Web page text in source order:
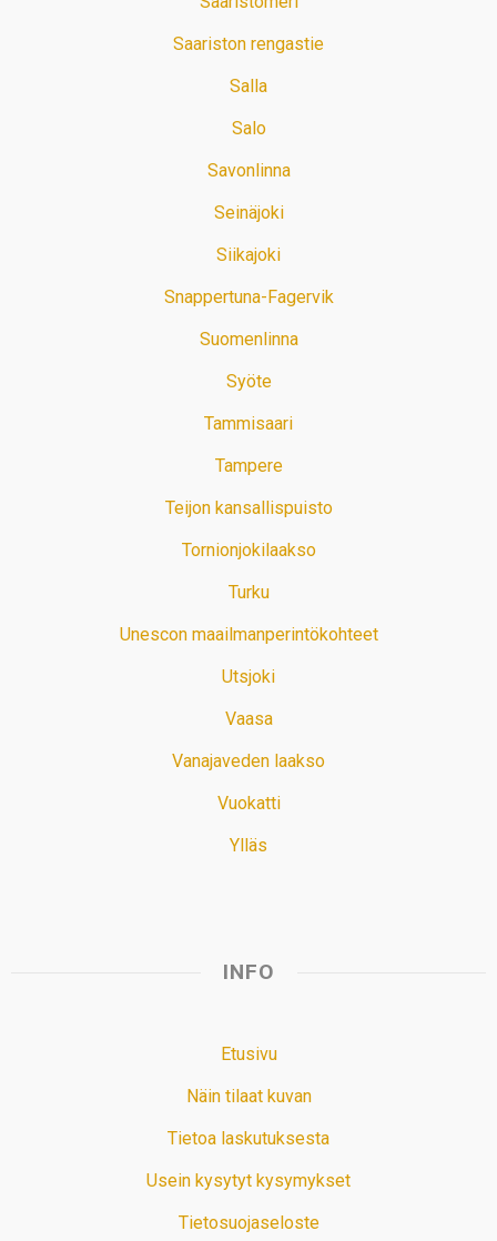
Saariston rengastie
Salla
Salo
Savonlinna
Seinäjoki
Siikajoki
Snappertuna-Fagervik
Suomenlinna
Syöte
Tammisaari
Tampere
Teijon kansallispuisto
Tornionjokilaakso
Turku
Unescon maailmanperintökohteet
Utsjoki
Vaasa
Vanajaveden laakso
Vuokatti
Ylläs
INFO
Etusivu
Näin tilaat kuvan
Tietoa laskutuksesta
Usein kysytyt kysymykset
Tietosuojaseloste